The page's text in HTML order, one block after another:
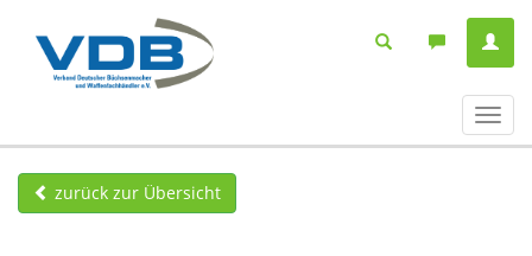
ein-/
zurück zur Übersicht